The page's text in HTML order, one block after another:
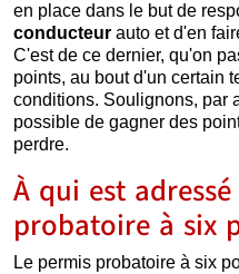
en place dans le but de
conducteur auto et d'en
C'est de ce dernier, qu'on
points, au bout d'un certain
conditions. Soulignons, par
possible de gagner des
perdre.
À qui est
probatoire à six
Le permis probatoire à six